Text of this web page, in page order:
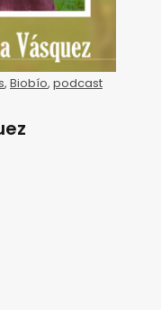
, Biobío, podcast